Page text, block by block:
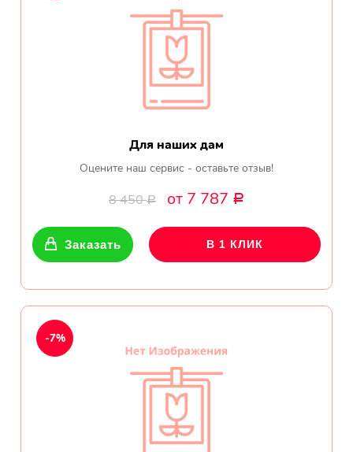
Для наших дам
Оцените наш сервис - оставьте отзыв!
8 450Р от 7 787 Р
Заказать В 1 КЛИК
-7%